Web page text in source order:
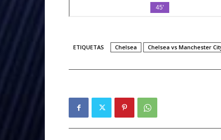
ETIQUETAS Chelsea Chelsea vs Manchester